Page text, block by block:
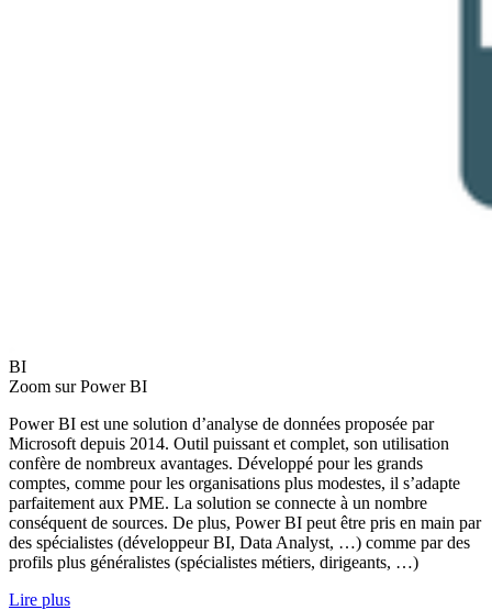
BI
Zoom sur Power BI
Power BI est une solution d’analyse de données proposée par
Microsoft depuis 2014. Outil puissant et complet, son utilisation
confère de nombreux avantages. Développé pour les grands
comptes, comme pour les organisations plus modestes, il s’adapte
parfaitement aux PME. La solution se connecte à un nombre
conséquent de sources. De plus, Power BI peut être pris en main par
des spécialistes (développeur BI, Data Analyst, …) comme par des
profils plus généralistes (spécialistes métiers, dirigeants, …)
Lire plus